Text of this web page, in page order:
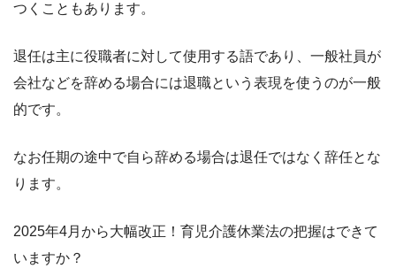
つくこともあります。
退任は主に役職者に対して使用する語であり、一般社員が
会社などを辞める場合には退職という表現を使うのが一般
的です。
なお任期の途中で自ら辞める場合は退任ではなく辞任とな
ります。
2025年4月から大幅改正！育児介護休業法の把握はできて
いますか？